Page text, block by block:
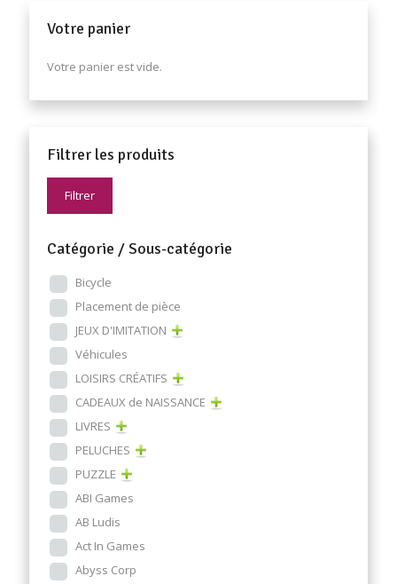
Votre panier
Votre panier est vide.
Filtrer les produits
Filtrer
Catégorie / Sous-catégorie
Bicycle
Placement de pièce
JEUX D'IMITATION
Véhicules
LOISIRS CRÉATIFS
CADEAUX de NAISSANCE
LIVRES
PELUCHES
PUZZLE
ABI Games
AB Ludis
Act In Games
Abyss Corp